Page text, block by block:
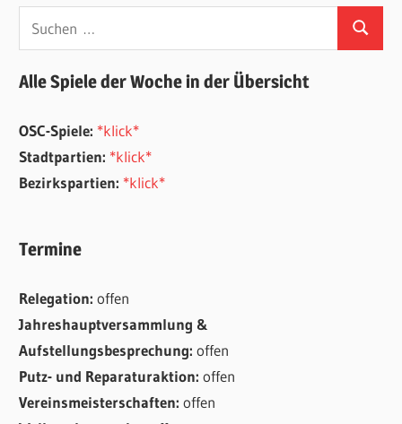
Suchen
Alle Spiele der Woche in der Übersicht
OSC-Spiele: *klick*
Stadtpartien: *klick*
Bezirkspartien: *klick*
Termine
Relegation:offen
Jahreshauptversammlung &
Aufstellungsbesprechung:offen
Putz- und Reparaturaktion:offen
Vereinsmeisterschaften:offen